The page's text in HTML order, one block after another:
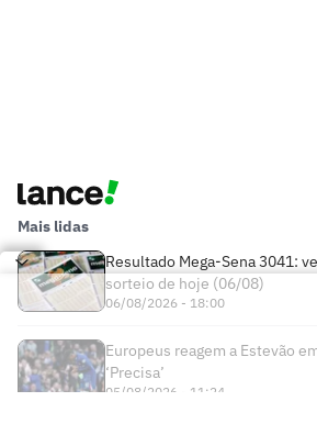
Mais lidas
Resultado Mega-Sena 3041:
sorteio de hoje (06/08)
06/08/2026 - 18:00
Europeus reagem a Estevão
‘Precisa’
05/08/2026 - 11:24